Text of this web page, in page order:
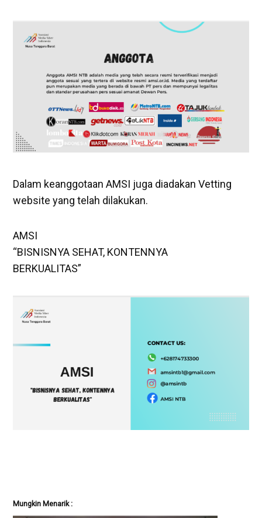
Dalam keanggotaan AMSI juga diadakan Vetting
website yang telah dilakukan.
AMSI
“BISNISNYA SEHAT, KONTENNYA
BERKUALITAS”
Mungkin Menarik :